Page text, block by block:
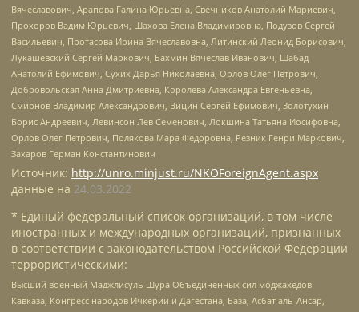
Вячеславович, Арапова Галина Юрьевна, Свечников Анатолий Мариевич,
Прохоров Вадим Юрьевич, Шахова Елена Владимировна, Подузов Сергей
Васильевич, Протасова Ирина Вячеславовна, Литинский Леонид Борисович,
Лукашевский Сергей Маркович, Бахмин Вячеслав Иванович, Шабад
Анатолий Ефимович, Сухих Дарья Николаевна, Орлов Олег Петрович,
Добровольская Анна Дмитриевна, Королева Александра Евгеньевна,
Смирнов Владимир Александрович, Вицин Сергей Ефимович, Золотухин
Борис Андреевич, Левинсон Лев Семенович, Локшина Татьяна Иосифовна,
Орлов Олег Петрович, Полякова Мара Федоровна, Резник Генри Маркович,
Захаров Герман Константинович
Источник: http://unro.minjust.ru/NKOForeignAgent.aspx
данные на 24.03.2022
* Единый федеральный список организаций, в том числе
иностранных и международных организаций, признанных
в соответствии с законодательством Российской Федерации
террористическими:
Высший военный Маджлисуль Шура Объединенных сил моджахедов
Кавказа, Конгресс народов Ичкерии и Дагестана, База, Асбат аль-Ансар,